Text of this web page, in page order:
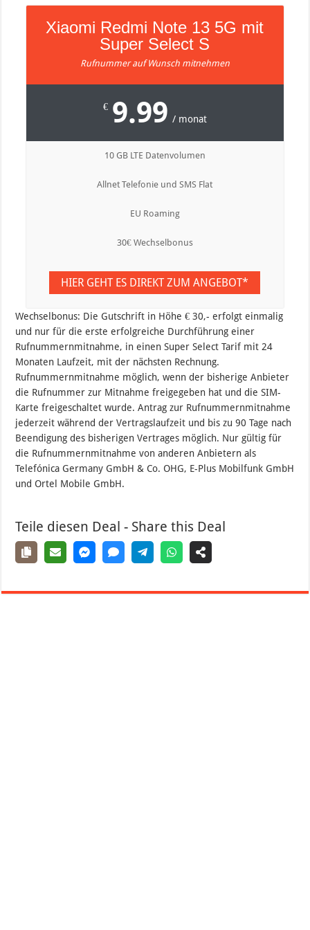
Xiaomi Redmi Note 13 5G mit
Super Select S
Rufnummer auf Wunsch mitnehmen
€ 9.99 / monat
10 GB LTE Datenvolumen
Allnet Telefonie und SMS Flat
EU Roaming
30€ Wechselbonus
HIER GEHT ES DIREKT ZUM ANGEBOT*
Wechselbonus: Die Gutschrift in Höhe € 30,- erfolgt einmalig
und nur für die erste erfolgreiche Durchführung einer
Rufnummernmitnahme, in einen Super Select Tarif mit 24
Monaten Laufzeit, mit der nächsten Rechnung.
Rufnummernmitnahme möglich, wenn der bisherige Anbieter
die Rufnummer zur Mitnahme freigegeben hat und die SIM-
Karte freigeschaltet wurde. Antrag zur Rufnummernmitnahme
jederzeit während der Vertragslaufzeit und bis zu 90 Tage nach
Beendigung des bisherigen Vertrages möglich. Nur gültig für
die Rufnummernmitnahme von anderen Anbietern als
Telefónica Germany GmbH & Co. OHG, E-Plus Mobilfunk GmbH
und Ortel Mobile GmbH.
Teile diesen Deal - Share this Deal